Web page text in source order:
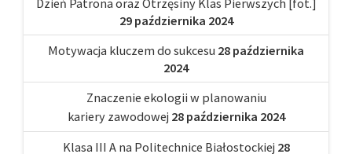
Dzień Patrona oraz Otrzęsiny Klas Pierwszych [fot.]
29 października 2024
Motywacja kluczem do sukcesu 28 października
2024
Znaczenie ekologii w planowaniu
kariery zawodowej 28 października 2024
Klasa III A na Politechnice Białostockiej 28